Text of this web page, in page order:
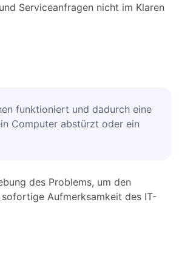
Serviceanfragen nicht im Klaren
funktioniert und dadurch eine
Computer abstürzt oder ein
des Problems, um den
Aufmerksamkeit des IT-